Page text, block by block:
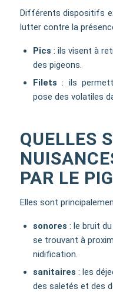
Différents dispositifs
lutter contre la
Pics : ils visent à
des pigeons.
Filets : ils
pose des volatiles
QUELLES
PAR LE
Elles sont
sonores : le bruit
se trouvant à
nidification.
sanitaires : les
des saletés et des